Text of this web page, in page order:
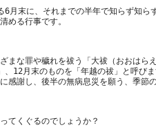
6月末に、それまでの半年で知らず知ら
まな罪や穢れを祓う「大祓（おおはら
、12月末のものを「年越の祓」と呼び